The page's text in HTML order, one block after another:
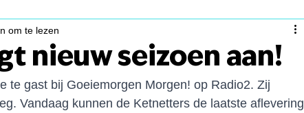
nieuw seizoen aan!
om te lezen
te gast bij Goeiemorgen Morgen! op Radio2. Zij
Vandaag kunnen de Ketnetters de laatste aflevering